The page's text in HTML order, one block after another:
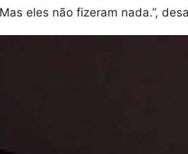
eles não fizeram nada.”,